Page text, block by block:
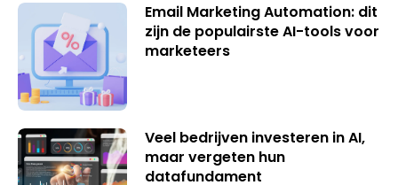
Email Marketing Automation: dit
zijn de populairste AI-tools voor
marketeers
Veel bedrijven investeren in AI,
maar vergeten hun
datafundament